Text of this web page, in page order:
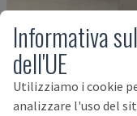
Informativa
dell'UE
Utilizziamo i cookie
analizzare l'uso del